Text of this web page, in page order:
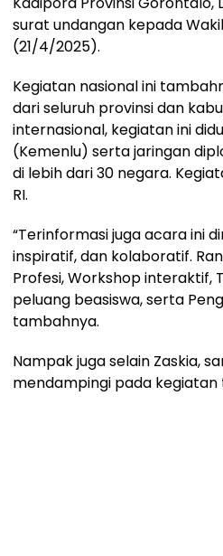
surat undangan kepada
(21/4/2025).
Kegiatan nasional ini
dari seluruh provinsi dan
internasional, kegiatan ini
(Kemenlu) serta jaringan
di lebih dari 30 negara.
RI.
“Terinformasi juga acara ini
inspiratif, dan kolaboratif.
Profesi, Workshop interaktif,
peluang beasiswa, serta
tambahnya.
Nampak juga selain Zaskia,
mendampingi pada